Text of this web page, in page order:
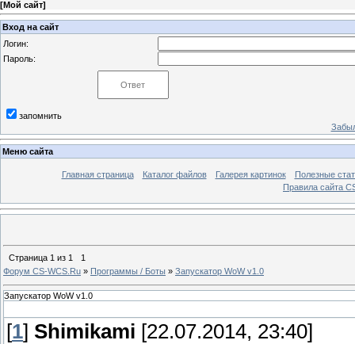
[Мой сайт]
Вход на сайт
Логин:
Пароль:
запомнить
Меню сайта
Главная страница Каталог файлов Галерея картинок
Полезные
Правила сайта
Страница 1 из 1
1
Форум CS-WCS.Ru » Программы / Боты » Запускатор WoW v1.0
Запускатор WoW v1.0
[1] Shimikami [22.07.2014, 23:40]